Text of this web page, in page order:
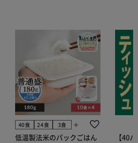
40食 24食 3食 add
低温製法米のパックごはん
【40